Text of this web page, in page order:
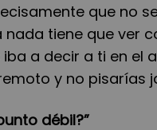
que no
tiene que ver
iba a decir a ti en el
y no pisarías
débil?”